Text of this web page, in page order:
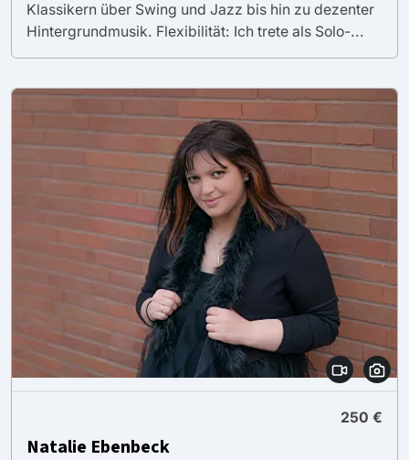
Klassikern über Swing und Jazz bis hin zu dezenter
Hintergrundmusik. Flexibilität: Ich trete als Solo-...
250 €
Natalie Ebenbeck